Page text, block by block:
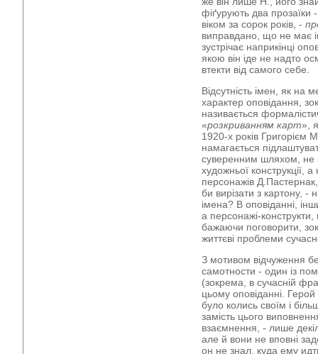
фіґурують два
віком за сорок років, -
виправдано, що не має
зустрічає наприкінці
якою він іде не надто
втекти від самого себе.
Відсутність імен, як на
характер оповідання,
називається
«розкриванням карт»,
1920-х років
намагається
суверенним шляхом, не
художньої конструкції,
персонажів
би вирізати з картону, -
імена? В оповіданні,
а персонажі-
бажаючи поговорити,
життєві проблеми
З мотивом відчуження
самотности - один із
(зокрема, в сучасній
цьому оповіданні.
було колись своїм і
замість цього
взаємнення, - лише
але й вони не вповні
он не знал, куда ему